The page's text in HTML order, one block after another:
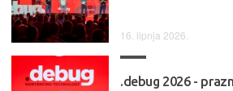
16. lipnja 2026.
.debug 2026 -